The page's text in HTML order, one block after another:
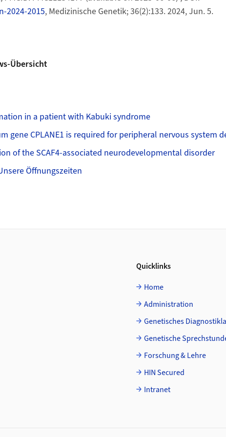
2024-2015, Medizinische Genetik; 36(2):133. 2024, Jun. 5.
Übersicht
in a patient with Kabuki syndrome
gene CPLANE1 is required for peripheral nervous system
of the SCAF4-associated neurodevelopmental disorder
Öffnungszeiten
Quicklinks
Home
Administration
Genetisches
Genetische
Forschung & Lehre
HIN Secured
Intranet